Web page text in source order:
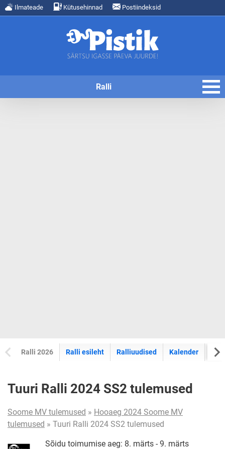
Ilmateade Kütusehinnad Postiindeksid
Ralli
Ralli 2026 Ralli esileht Ralliuudised Kalender
Tuuri Ralli 2024 SS2 tulemused
Soome MV tulemused » Hooaeg 2024 Soome MV
tulemused » Tuuri Ralli 2024 SS2 tulemused
Sõidu toimumise aeg: 8. märts - 9. märts